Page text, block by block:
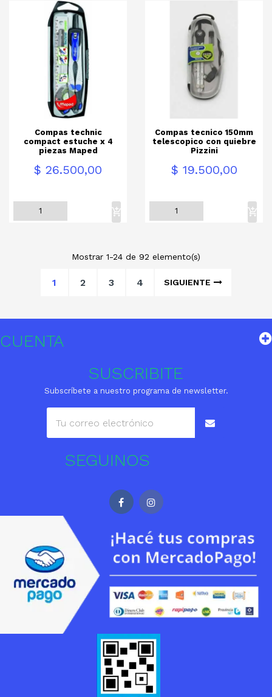
Compas technic
compact estuche x 4
piezas Maped
Precio$ 26.500,00
Compas tecnico 150mm
telescopico con quiebre
Pizzini
Precio$ 19.500,00
Mostrar 1-24 de 92 elemento(s)
1 2 3 4 SIGUIENTE
CUENTA
SUSCRIBITE
Subscríbete a nuestro programa de newsletter.
SEGUINOS